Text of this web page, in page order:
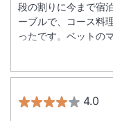
段の割りに今まで宿
ーブルで、コース料
ったです。ベットの
う人にはお薦めしま
4.0